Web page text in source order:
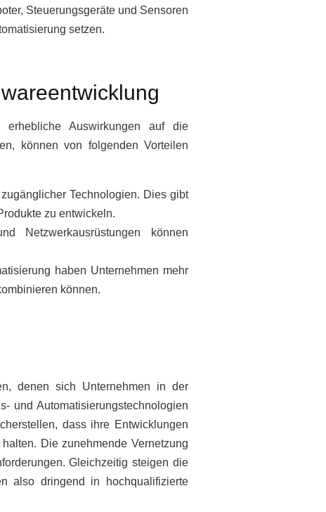
Steuerungsgeräte und Sensoren
setzen.
erhebliche Auswirkungen auf die
können von folgenden Vorteilen
Technologien. Dies gibt
zu entwickeln.
Netzwerkausrüstungen können
haben Unternehmen mehr
können.
denen sich Unternehmen in der
und Automatisierungstechnologien
dass ihre Entwicklungen
Die zunehmende Vernetzung
Gleichzeitig steigen die
also dringend in hochqualifizierte